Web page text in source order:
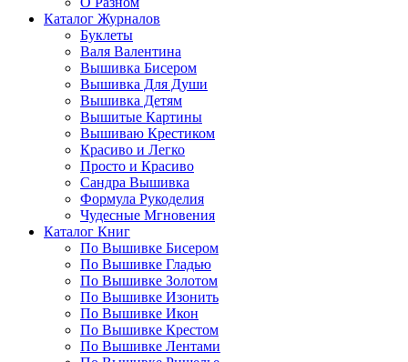
Каталог Журналов
Буклеты
Валя Валентина
Вышивка Бисером
Вышивка Для Души
Вышивка Детям
Вышитые Картины
Вышиваю Крестиком
Красиво и Легко
Просто и Красиво
Сандра Вышивка
Формула Рукоделия
Чудесные Мгновения
Каталог Книг
По Вышивке Бисером
По Вышивке Гладью
По Вышивке Золотом
По Вышивке Изонить
По Вышивке Икон
По Вышивке Крестом
По Вышивке Лентами